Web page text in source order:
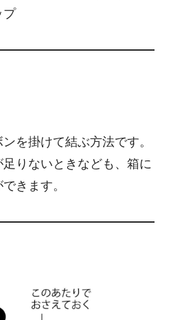
プ
を掛けて結ぶ方法です。
りないときなども、箱に
きます。